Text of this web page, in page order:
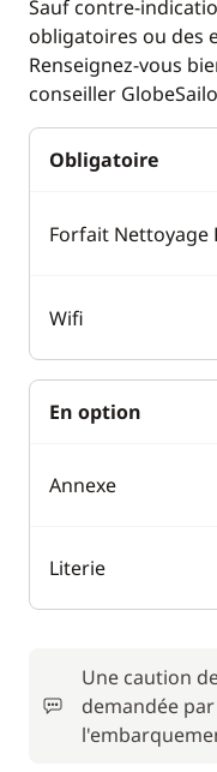
Sauf contre-
obligatoires ou des
Renseignez-vous
conseiller
Obligatoire
Forfait Nettoyage
Wifi
En option
Annexe
Literie
Une caution
demandée